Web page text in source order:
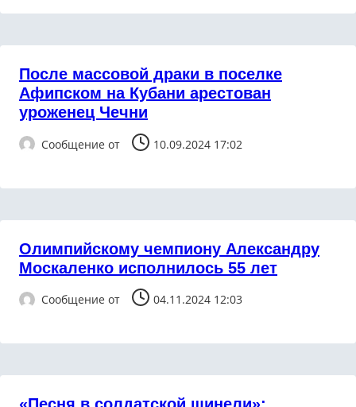
После массовой драки в поселке
Афипском на Кубани арестован
уроженец Чечни
Сообщение от 10.09.2024 17:02
Олимпийскому чемпиону Александру
Москаленко исполнилось 55 лет
Сообщение от 04.11.2024 12:03